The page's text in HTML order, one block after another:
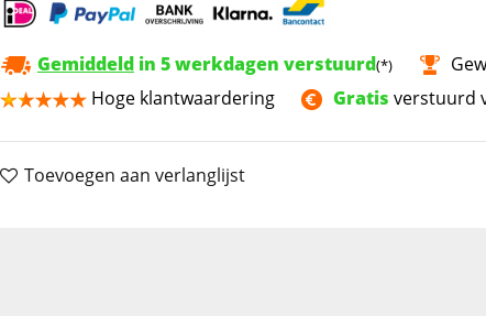
Gemiddeld in 5 werkdagen verstuurd(*)
Hoge klantwaardering
Gratis verstuurd
Toevoegen aan verlanglijst